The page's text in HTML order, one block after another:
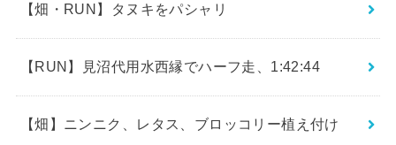
【畑・RUN】タヌキをパシャリ
【RUN】見沼代用水西縁でハーフ走、1:42:44
【畑】ニンニク、レタス、ブロッコリー植え付け